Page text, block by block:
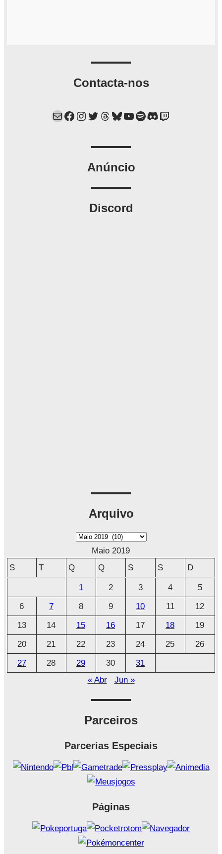
Contacta-nos
Mail Facebook Instagram Twitter Threads Bluesky YouTube Spotify Discord Twitch
Anúncio
Discord
Arquivo
A
v
o
Maio 2019
S
T Q Q S S D
1 2 3 4
5
6
7 8 9 10 11
12
13
14 15 16 17 18
19
20
21 22 23 24 25
26
27
28 29 30
31
« Abr
Jun »
Parceiros
Parcerias Especiais
Páginas